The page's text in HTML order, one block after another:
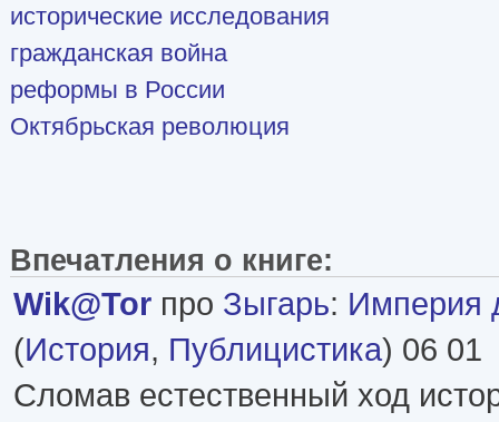
исторические исследования
гражданская война
реформы в России
Октябрьская революция
Впечатления о книге:
Wik@Tor про Зыгарь: Империя
(История, Публицистика) 06 01
Сломав естественный ход